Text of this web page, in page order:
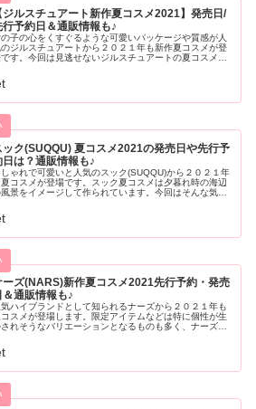
ジルスチュアート新作夏コスメ2021】発売日/
行予約日＆通販情報も♪
子の心をくすぐるような可愛いパッケージや質感が人
ジルスチュアートから２０２１年も新作夏コスメが登
す。今回は見逃せないジルスチュアートの夏コスメの
合わせてご紹介していきます。
ック(SUQQU) 夏コスメ2021の発売日や先行予
日は？通販情報も♪
しゃれで可愛いと人気のスック(SUQQU)から２０２１年
夏コスメが登場です。スック夏コスメは夕暮れ時の海辺
景をイメージして作られています。今回はそんな気に
ーズ(NARS)新作夏コスメ2021先行予約・発売
＆通販情報も♪
気ハイブランドとして知られるナーズから２０２１年も
スメが登場します。限定アイテムなどは特に個性が生
れそうなバリエーションとなるものも多く、ナーズ好